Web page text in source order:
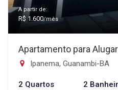
A partir de:
R$ 1.600/mês
Apartamento para
Ipanema, Guanambi-BA
2 Quartos 2